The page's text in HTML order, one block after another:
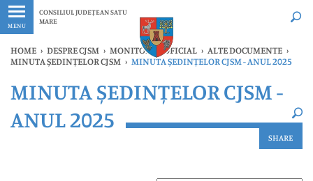
MENU
CONSILIUL JUDEȚEAN SATU
MARE
Ultimele
HOME › DESPRE CJSM › MONITORUL OFICIAL › ALTE DOCUMENTE ›
MINUTA ȘEDINȚELOR CJSM › MINUTA ȘEDINȚELOR CJSM - ANUL 2025
Ultimele Oricând
MINUTA ȘEDINȚELOR CJSM -
ANUL 2025
SHARE